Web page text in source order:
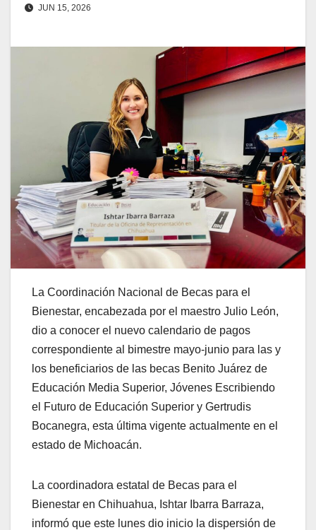
JUN 15, 2026
La Coordinación Nacional de Becas para el
Bienestar, encabezada por el maestro Julio León,
dio a conocer el nuevo calendario de pagos
correspondiente al bimestre mayo-junio para las y
los beneficiarios de las becas Benito Juárez de
Educación Media Superior, Jóvenes Escribiendo
el Futuro de Educación Superior y Gertrudis
Bocanegra, esta última vigente actualmente en el
estado de Michoacán.
La coordinadora estatal de Becas para el
Bienestar en Chihuahua, Ishtar Ibarra Barraza,
informó que este lunes dio inicio la dispersión de